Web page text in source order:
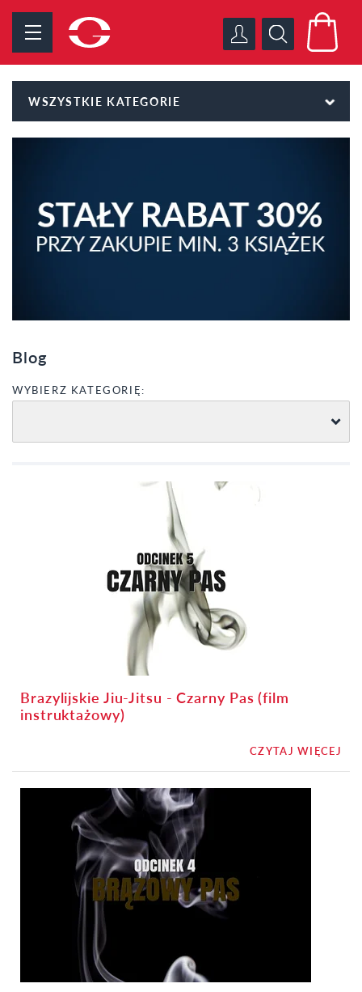
WSZYSTKIE KATEGORIE
Blog
WYBIERZ KATEGORIĘ:
Brazylijskie Jiu-Jitsu - Czarny Pas (film
instruktażowy)
CZYTAJ WIĘCEJ